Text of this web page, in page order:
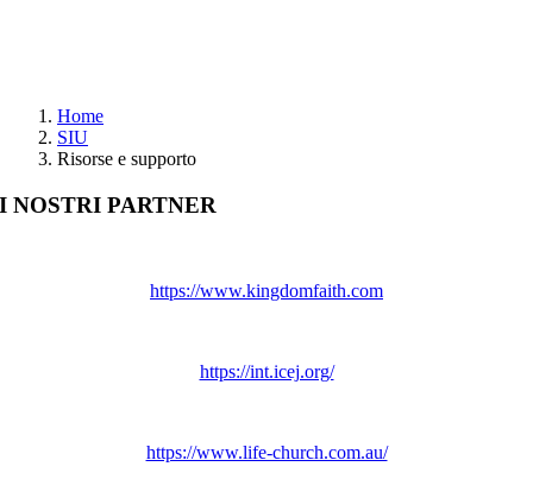
Home
SIU
Risorse e supporto
I NOSTRI PARTNER
https://www.kingdomfaith.com
https://int.icej.org/
https://www.life-church.com.au/